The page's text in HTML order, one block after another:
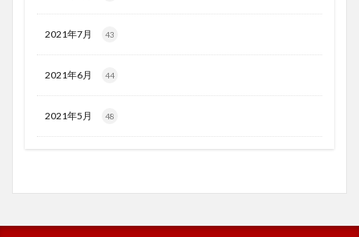
2021年7月 43
2021年6月 44
2021年5月 48